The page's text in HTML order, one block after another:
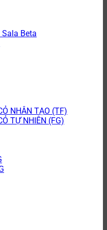
Beta
NHÂN TẠO (TF)
TỰ NHIÊN (FG)